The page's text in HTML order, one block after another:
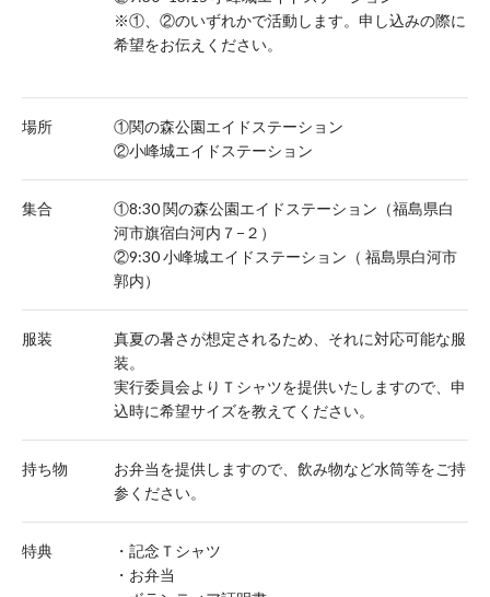
※①、②のいずれかで活動します。申し込みの際に
希望をお伝えください。
場所
①関の森公園エイドステーション
②小峰城エイドステーション
集合
①8:30 関の森公園エイドステーション（福島県白
河市旗宿白河内７−２）
②9:30 小峰城エイドステーション（ 福島県白河市
郭内）
服装
真夏の暑さが想定されるため、それに対応可能な服
装。
実行委員会よりＴシャツを提供いたしますので、申
込時に希望サイズを教えてください。
持ち物
お弁当を提供しますので、飲み物など水筒等をご持
参ください。
特典
・記念Ｔシャツ
・お弁当